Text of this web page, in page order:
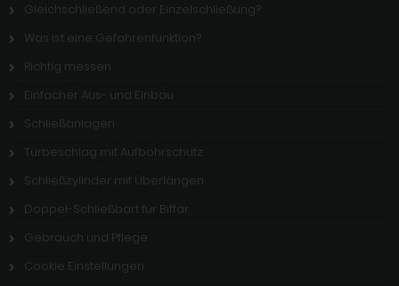
Gleichschließend oder Einzelschließung?
Was ist eine Gefahrenfunktion?
Richtig messen
Einfacher Aus- und Einbau
Schließanlagen
Türbeschlag mit Aufbohrschutz
Schließzylinder mit Überlängen
Doppel-Schließbart für Biffar
Gebrauch und Pflege
Cookie Einstellungen